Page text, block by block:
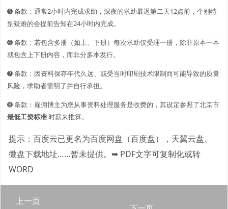
➎ 条款：通常2小时内完成求助，深夜的求助最迟第二天12点前，个别特
别疑难的会提前告知在24小时内完成。
➏ 条款：若包含多册（如上、下册）每次求助仅受理一册，除非原本一本
就包含上下册内容，而非分多本发行。
➐ 条款：因资料保存年代久远、或受当时印刷技术限制而可能导致的质量
风险，求助者需明了并自行承担。
➑ 条款：雇佣博主为您从事资料处理服务是收费的，其设定参照了北京市
最低工资标准时薪来推算。
提示：百度云已更名为百度网盘（百度盘），天翼云盘、
微盘下载地址……暂未提供。 ➥ PDF文字可复制化或转
WORD
上一页